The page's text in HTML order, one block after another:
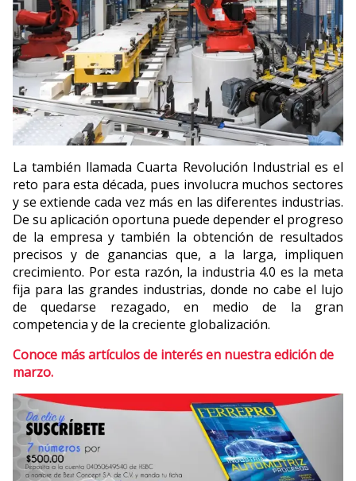
La también llamada Cuarta Revolución Industrial es el
reto para esta década, pues involucra muchos sectores
y se extiende cada vez más en las diferentes industrias.
De su aplicación oportuna puede depender el progreso
de la empresa y también la obtención de resultados
precisos y de ganancias que, a la larga, impliquen
crecimiento. Por esta razón, la industria 4.0 es la meta
fija para las grandes industrias, donde no cabe el lujo
de quedarse rezagado, en medio de la gran
competencia y de la creciente globalización.
Conoce más artículos de interés en nuestra edición de
marzo.